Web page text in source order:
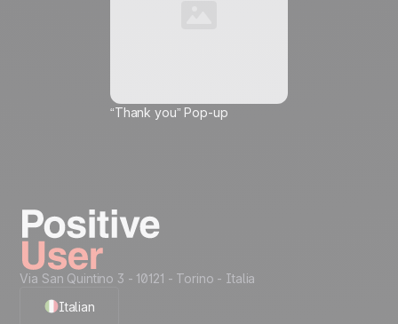
“Thank you” Pop-up
Take it on the next
level...
Creative Assets like
(ready HTML)
Structure
di più su come gestiamo i tuoi dati e i tuoi diritti.
Questa scelta si applica all'indirizzo email inserito e a tutti i
Sblocca i 40 casi d'uso
Via San Quintino 3 - 10121 - Torino - Italia
Italian